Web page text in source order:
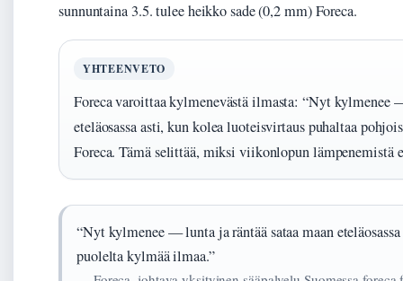
sunnuntaina 3.5. tulee heikko sade (0,2 mm) Foreca.
YHTEENVETO
Foreca varoittaa kylmenevästä ilmasta: “Nyt kylmenee
eteläosassa asti, kun kolea luoteisvirtaus puhaltaa
Foreca. Tämä selittää, miksi viikonlopun lämpenemistä
“Nyt kylmenee — lunta ja räntää sataa maan
puolelta kylmää ilmaa.”